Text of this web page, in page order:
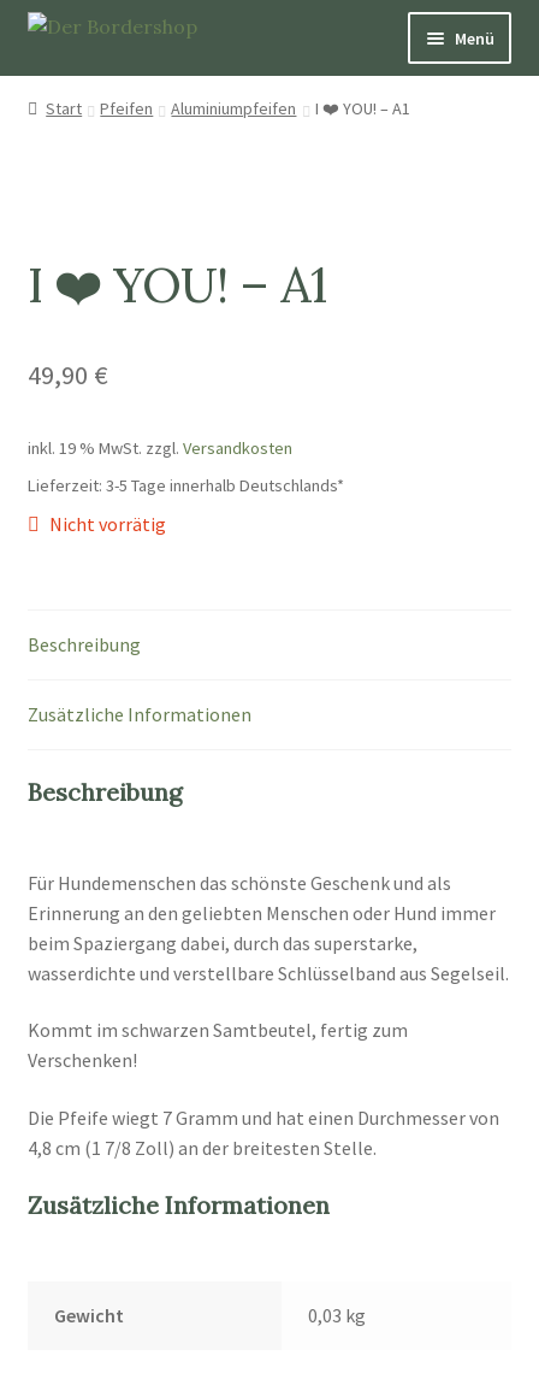
Menü
Schmuck
Aufkleber & Karten
Start Pfeifen Aluminiumpfeifen I ❤️ YOU! – A1
I ❤️ YOU! – A1
49,90 €
inkl. 19 % MwSt. zzgl. Versandkosten
Lieferzeit: 3-5 Tage innerhalb Deutschlands*
Nicht vorrätig
Beschreibung
Zusätzliche Informationen
Beschreibung
Für Hundemenschen das schönste Geschenk und als
Erinnerung an den geliebten Menschen oder Hund immer
beim Spaziergang dabei, durch das superstarke,
wasserdichte und verstellbare Schlüsselband aus Segelseil.
Kommt im schwarzen Samtbeutel, fertig zum
Verschenken!
Die Pfeife wiegt 7 Gramm und hat einen Durchmesser von
4,8 cm (1 7/8 Zoll) an der breitesten Stelle.
Zusätzliche Informationen
Gewicht 0,03 kg